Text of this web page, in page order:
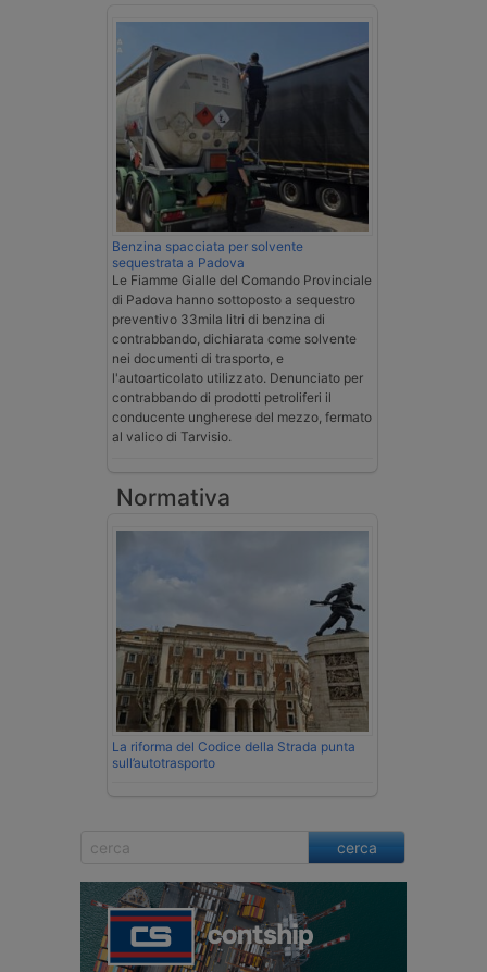
Benzina spacciata per solvente
sequestrata a Padova
Le Fiamme Gialle del Comando Provinciale
di Padova hanno sottoposto a sequestro
preventivo 33mila litri di benzina di
contrabbando, dichiarata come solvente
nei documenti di trasporto, e
l'autoarticolato utilizzato. Denunciato per
contrabbando di prodotti petroliferi il
conducente ungherese del mezzo, fermato
al valico di Tarvisio.
Normativa
La riforma del Codice della Strada punta
sull’autotrasporto
cerca